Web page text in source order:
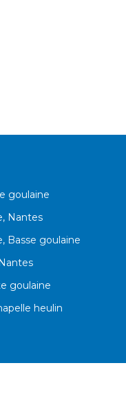
goulaine
Nantes
Basse goulaine
goulaine
heulin